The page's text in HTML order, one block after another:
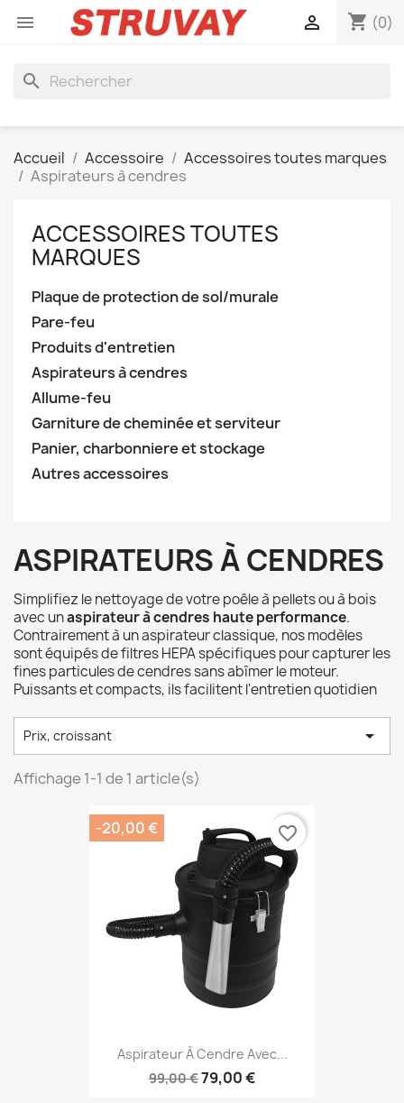
 shopping_cart (0)

search
Accueil Accessoire
Accessoires toutes marques
Aspirateurs à cendres
ACCESSOIRES TOUTES
MARQUES
Plaque de protection de sol/murale
Pare-feu
Produits d'entretien
Aspirateurs à cendres
Allume-feu
Garniture de cheminée et serviteur
Panier, charbonniere et stockage
Autres accessoires
ASPIRATEURS À CENDRES
Simplifiez le nettoyage de votre poêle à pellets ou à bois
avec unaspirateur à cendres haute performance.
Contrairement à un aspirateur classique, nos modèles
sont équipés de filtres HEPA spécifiques pour capturer les
fines particules de cendres sans abîmer le moteur.
Puissants et compacts, ils facilitent l'entretien quotidien
Prix, croissant 
Affichage 1-1 de 1 article(s)
Aspirateur À Cendre Avec...
99,00 €79,00 €
-20,00 € favorite_border